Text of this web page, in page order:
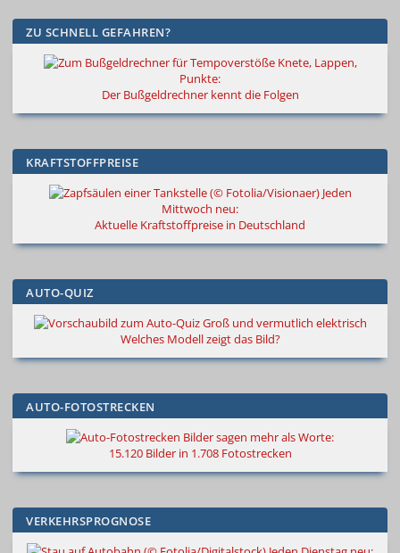
ZU SCHNELL GEFAHREN?
Knete, Lappen,
Punkte:
Der Bußgeldrechner kennt die Folgen
KRAFTSTOFFPREISE
Jeden
Mittwoch neu:
Aktuelle Kraftstoffpreise in Deutschland
AUTO-QUIZ
Groß und vermutlich elektrisch
Welches Modell zeigt das Bild?
AUTO-FOTOSTRECKEN
Bilder sagen mehr als Worte:
15.120 Bilder in 1.708 Fotostrecken
VERKEHRSPROGNOSE